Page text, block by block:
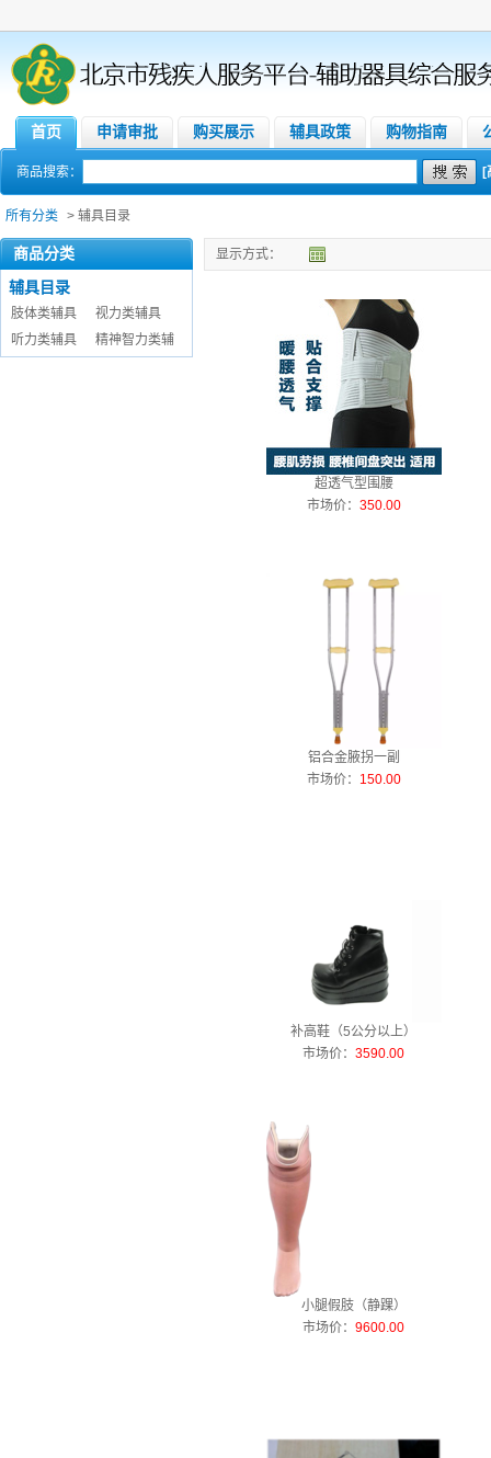
首页 申请审批 购买展示 辅具政策 购物指南
商品搜索： [
所有分类 > 辅具目录
商品分类
辅具目录
肢体类辅具
视力类辅具
听力类辅具
精神智力类辅
显示方式：
超透气型围腰
市场价： 350.00
铝合金腋拐一副
市场价： 150.00
补高鞋（5公分以上）
市场价：3590.00
小腿假肢（静踝）
市场价：9600.00